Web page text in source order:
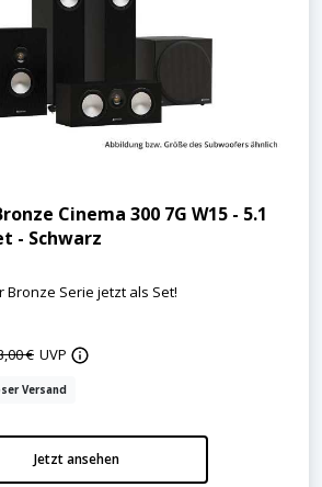
Cinema 300 7G W15 - 5.1
- Schwarz
Bronze Serie jetzt als Set!
€ UVP
Versand
Jetzt ansehen